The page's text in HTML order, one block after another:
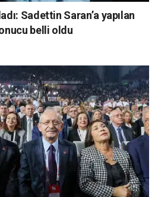
Sadettin Saran’a yapılan
belli oldu